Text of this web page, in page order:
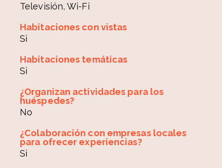
Televisión, Wi-Fi
Habitaciones con vistas
Si
Habitaciones temáticas
Si
¿Organizan actividades para los
huéspedes?
No
¿Colaboración con empresas locales
para ofrecer experiencias?
Si